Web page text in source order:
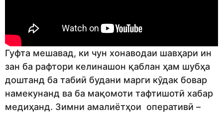
Гуфта мешавад, ки чун хонаводаи шавҳари ин
зан ба рафтори келинашон қаблан ҳам шубҳа
доштанд ба табиӣ будани марги кӯдак бовар
намекунанд ва ба мақомоти тафтишотӣ хабар
медиҳанд. Зимни амалиётҳои оперативӣ –